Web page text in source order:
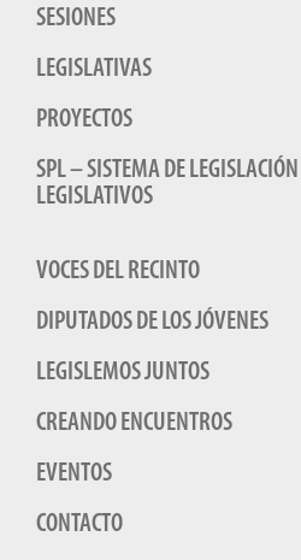
SESIONES
LEGISLATIVAS
PROYECTOS
SPL – SISTEMA DE LEGISLACIÓN
LEGISLATIVOS
VOCES DEL RECINTO
DIPUTADOS DE LOS JÓVENES
LEGISLEMOS JUNTOS
CREANDO ENCUENTROS
EVENTOS
CONTACTO